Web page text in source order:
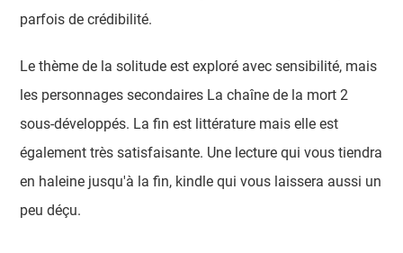
parfois de crédibilité.
Le thème de la solitude est exploré avec sensibilité, mais
les personnages secondaires La chaîne de la mort 2
sous-développés. La fin est littérature mais elle est
également très satisfaisante. Une lecture qui vous tiendra
en haleine jusqu'à la fin, kindle qui vous laissera aussi un
peu déçu.